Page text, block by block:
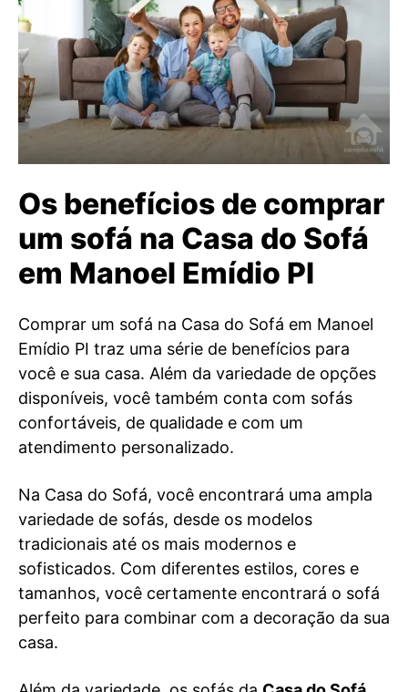
Os benefícios de comprar
um sofá na Casa do Sofá
em Manoel Emídio PI
Comprar um sofá na Casa do Sofá em Manoel
Emídio PI traz uma série de benefícios para
você e sua casa. Além da variedade de opções
disponíveis, você também conta com sofás
confortáveis, de qualidade e com um
atendimento personalizado.
Na Casa do Sofá, você encontrará uma ampla
variedade de sofás, desde os modelos
tradicionais até os mais modernos e
sofisticados. Com diferentes estilos, cores e
tamanhos, você certamente encontrará o sofá
perfeito para combinar com a decoração da sua
casa.